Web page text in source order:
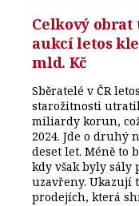
Celkový obrat
aukcí letos
mld. Kč
Sběratelé v ČR
starožitnosti
miliardy korun,
2024. Jde o druhý
deset let. Méně to
kdy však byly
uzavřeny. Ukazují
prodejích, která